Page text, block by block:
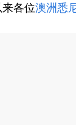
各位澳洲悉